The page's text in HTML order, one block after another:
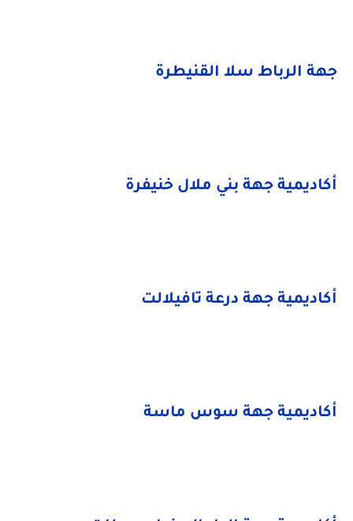
جهة الرباط سلا القنيطرة
أكاديمية جهة بني ملال خنيفرة
أكاديمية جهة درعة تافيلالت
أكاديمية جهة سوس ماسة